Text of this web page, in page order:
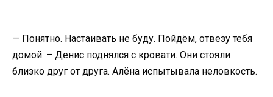
— Понятно. Настаивать не буду. Пойдём, отвезу тебя
домой. – Денис поднялся с кровати. Они стояли
близко друг от друга. Алёна испытывала неловкость.